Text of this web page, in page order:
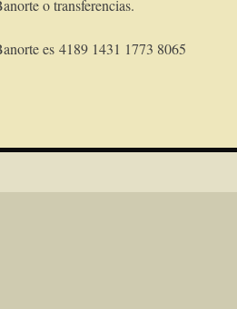
o transferencias.
es 4189 1431 1773 8065